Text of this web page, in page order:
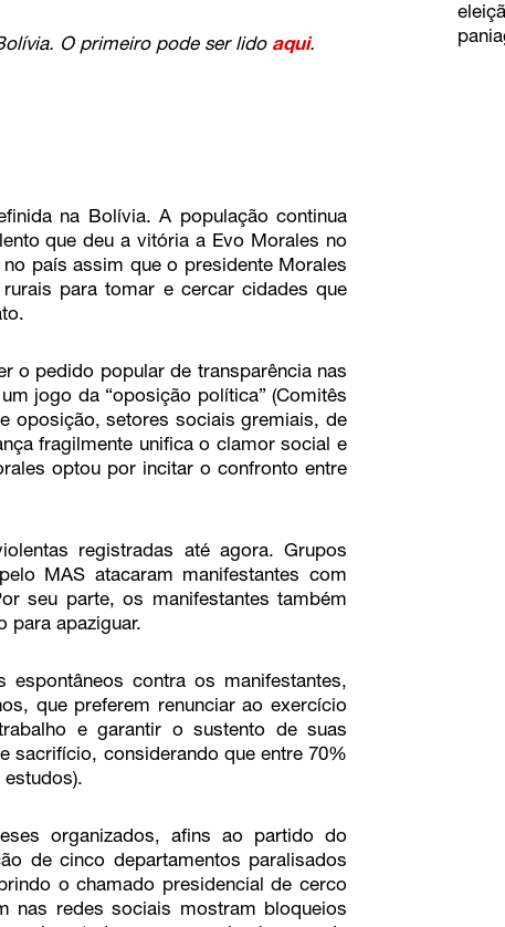
O primeiro pode ser lido aqui.
na Bolívia. A população continua
que deu a vitória a Evo Morales no
país assim que o presidente Morales
para tomar e cercar cidades que
o pedido popular de transparência nas
jogo da “oposição política” (Comitês
oposição, setores sociais gremiais, de
fragilmente unifica o clamor social e
optou por incitar o confronto entre
registradas até agora. Grupos
MAS atacaram manifestantes com
seu parte, os manifestantes também
para apaziguar.
espontâneos contra os manifestantes,
que preferem renunciar ao exercício
e garantir o sustento de suas
sacrifício, considerando que entre 70%
organizados, afins ao partido do
de cinco departamentos paralisados
o chamado presidencial de cerco
nas redes sociais mostram bloqueios